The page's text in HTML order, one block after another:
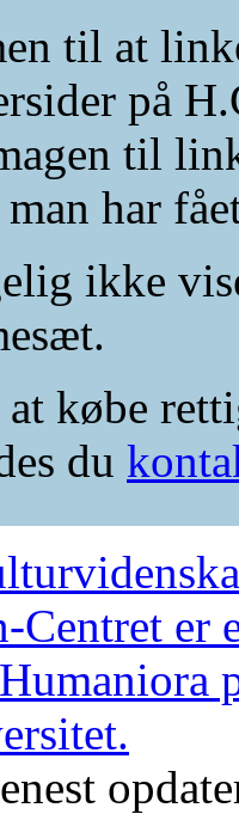
til at
på
til
har
ikke
købe
du